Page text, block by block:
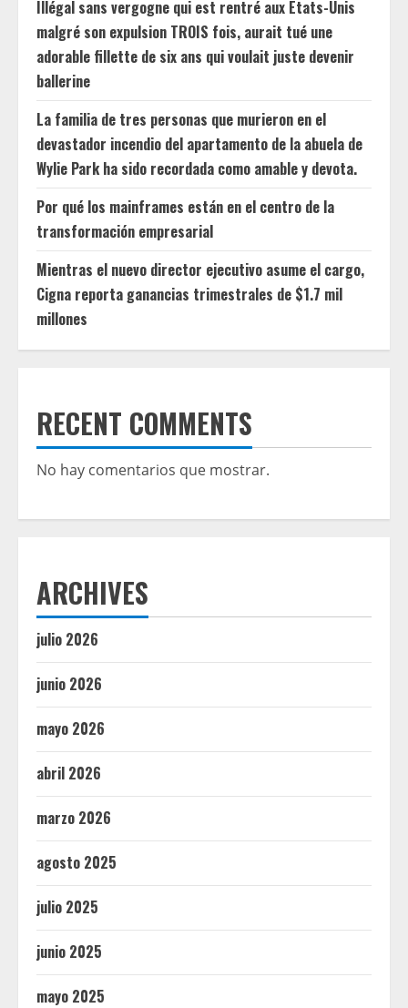
Illégal sans vergogne qui est rentré aux États-Unis
malgré son expulsion TROIS fois, aurait tué une
adorable fillette de six ans qui voulait juste devenir
ballerine
La familia de tres personas que murieron en el
devastador incendio del apartamento de la abuela de
Wylie Park ha sido recordada como amable y devota.
Por qué los mainframes están en el centro de la
transformación empresarial
Mientras el nuevo director ejecutivo asume el cargo,
Cigna reporta ganancias trimestrales de $1.7 mil
millones
RECENT COMMENTS
No hay comentarios que mostrar.
ARCHIVES
julio 2026
junio 2026
mayo 2026
abril 2026
marzo 2026
agosto 2025
julio 2025
junio 2025
mayo 2025